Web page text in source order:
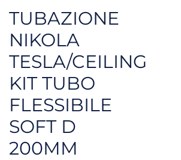
TUBAZIONE
NIKOLA
TESLA/CEILING
KIT TUBO
FLESSIBILE
SOFT D
200MM